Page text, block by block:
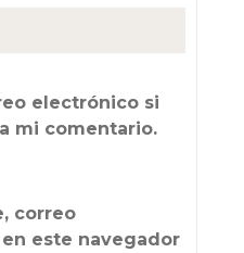
electrónico si
mi comentario.
correo
este navegador